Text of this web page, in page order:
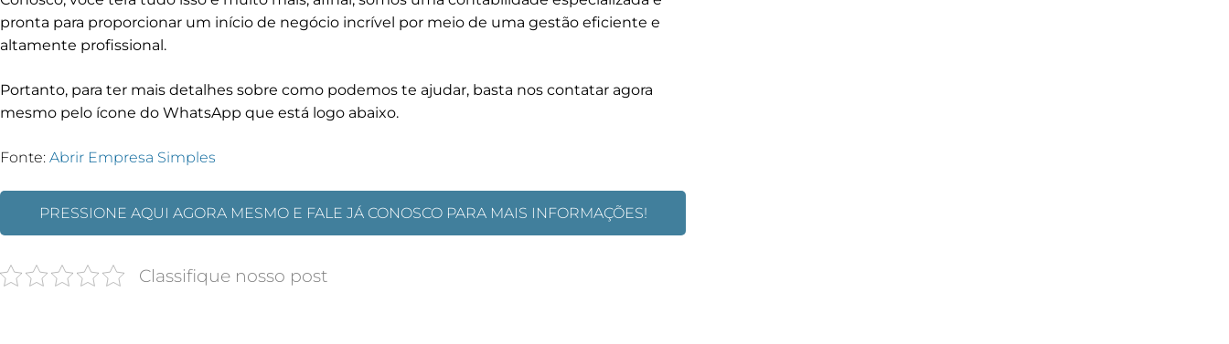
pronta para proporcionar um início de negócio incrível por meio de uma gestão eficiente e
altamente profissional.
Portanto, para ter mais detalhes sobre como podemos te ajudar, basta nos contatar agora
mesmo pelo ícone do WhatsApp que está logo abaixo.
Fonte: Abrir Empresa Simples
PRESSIONE AQUI AGORA MESMO E FALE JÁ CONOSCO PARA MAIS INFORMAÇÕES!
Classifique nosso post